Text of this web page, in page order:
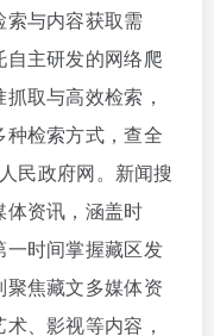
与内容获取需
主研发的网络爬
取与高效检索，
检索方式，查全
民政府网。新闻搜
资讯，涵盖时
时间掌握藏区发
焦藏文多媒体资
、影视等内容，